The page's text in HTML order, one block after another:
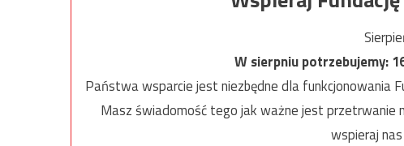
W sierpniu potrzebujemy:
Państwa wsparcie jest niezbędne dla funkcjonowania
Masz świadomość tego jak ważne jest przetrwanie
wspieraj